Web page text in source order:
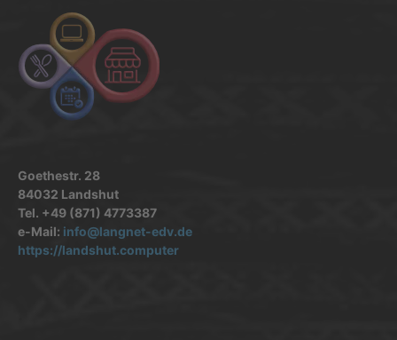
Goethestr. 28
84032 Landshut
Tel. +49 (871) 4773387
e-Mail: info@langnet-edv.de
https://landshut.computer